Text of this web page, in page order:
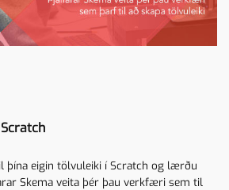
þína eigin tölvuleiki í Scratch og lærðu
Skema veita þér þau verkfæri sem til